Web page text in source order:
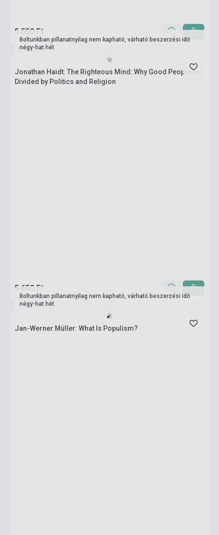
5 550 Ft
Boltunkban pillanatnyilag nem kapható, várható beszerzési idő
négy-hat hét
Jonathan Haidt: The Righteous Mind: Why Good People are
Divided by Politics and Religion
5 650 Ft
Boltunkban pillanatnyilag nem kapható, várható beszerzési idő
négy-hat hét
Jan-Werner Müller: What Is Populism?